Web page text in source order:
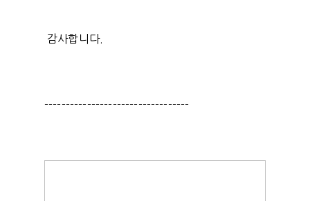
감사합니다.
----------------------------------